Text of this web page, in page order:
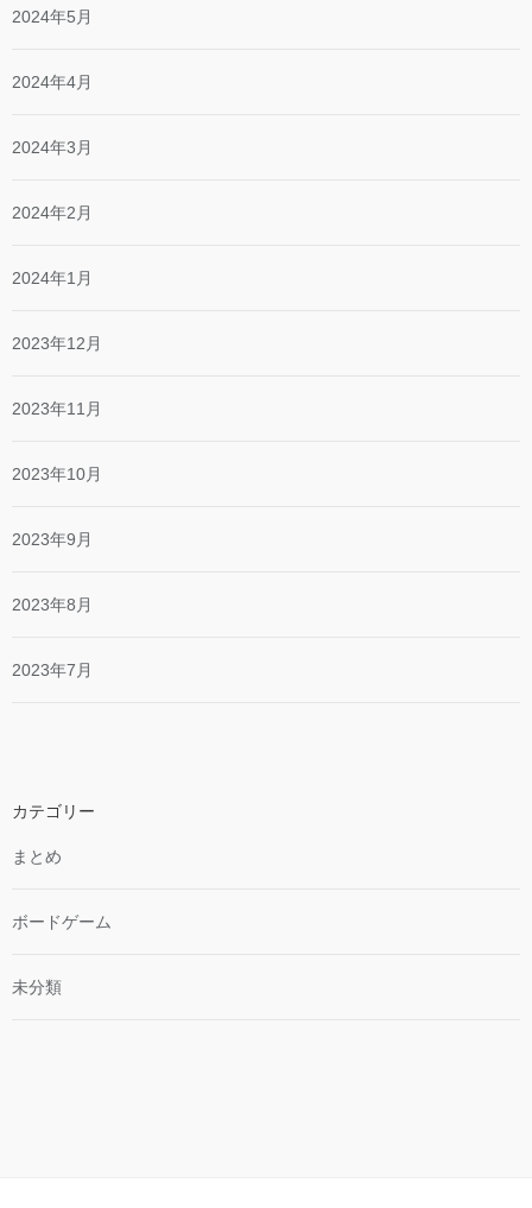
2024年5月
2024年4月
2024年3月
2024年2月
2024年1月
2023年12月
2023年11月
2023年10月
2023年9月
2023年8月
2023年7月
カテゴリー
まとめ
ボードゲーム
未分類